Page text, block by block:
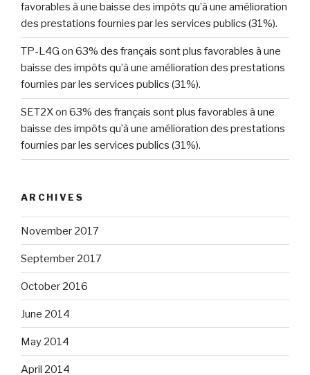
favorables à une baisse des impôts qu’à une amélioration
des prestations fournies par les services publics (31%).
TP-L4G on 63% des français sont plus favorables à une
baisse des impôts qu’à une amélioration des prestations
fournies par les services publics (31%).
SET2Xon 63% des français sont plus favorables à une
baisse des impôts qu’à une amélioration des prestations
fournies par les services publics (31%).
ARCHIVES
November 2017
September 2017
October 2016
June 2014
May 2014
April 2014